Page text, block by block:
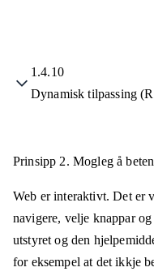
1.4.10
Dynamisk tilpassing
Prinsipp 2. Mogleg å
Web er interaktivt. Det er
navigere, velje knappar
utstyret og den
for eksempel at det ikkje